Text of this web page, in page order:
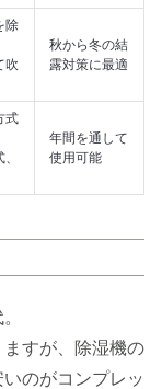
除
吹
秋から冬の結
露対策に最適
式
年間を通して
使用可能
すが、除湿機の
のがコンプレッ